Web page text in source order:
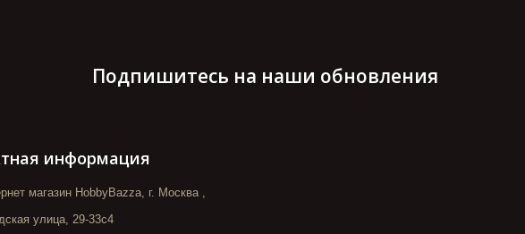
Подпишитесь на наши обновления
информация
магазин HobbyBazza, г. Москва ,
улица, 29-33с4